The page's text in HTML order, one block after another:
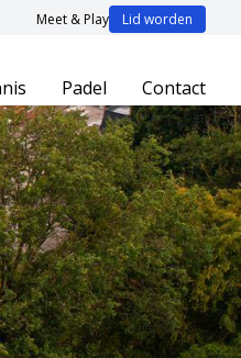
Meet & Play Lid worden
Padel Contact